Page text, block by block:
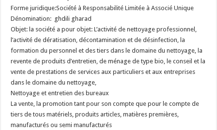
Forme juridique:Société à Responsabilité Limitée à Associé Unique
Dénomination: ghdili gharad
Objet: la société a pour objet: L’activité de nettoyage professionnel,
l’activité de dératisation, décontamination et de désinfection, la
formation du personnel et des tiers dans le domaine du nettoyage, la
revente de produits d’entretien, de ménage de type bio, le conseil et la
vente de prestations de services aux particuliers et aux entreprises
dans le domaine du nettoyage,
Nettoyage et entretien des bureaux
La vente, la promotion tant pour son compte que pour le compte de
tiers de tous matériels, produits articles, matières premières,
manufacturés ou semi manufacturés